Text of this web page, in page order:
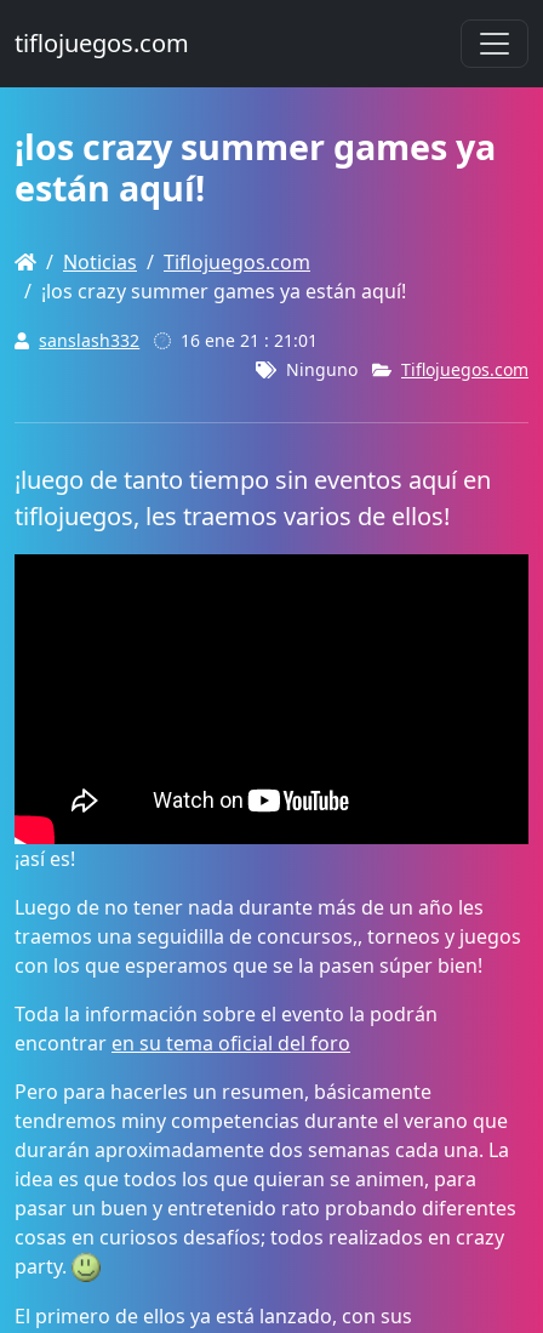
tiflojuegos.com
¡los crazy summer games ya
están aquí!
Noticias
Tiflojuegos.com
¡los crazy summer games ya están aquí!
sanslash332
16 ene 21 : 21:01
Ninguno
Tiflojuegos.com
¡luego de tanto tiempo sin eventos aquí en
tiflojuegos, les traemos varios de ellos!
¡así es!
Luego de no tener nada durante más de un año les
traemos una seguidilla de concursos,, torneos y juegos
con los que esperamos que se la pasen súper bien!
Toda la información sobre el evento la podrán
encontrar en su tema oficial del foro
Pero para hacerles un resumen, básicamente
tendremos miny competencias durante el verano que
durarán aproximadamente dos semanas cada una. La
idea es que todos los que quieran se animen, para
pasar un buen y entretenido rato probando diferentes
cosas en curiosos desafíos; todos realizados en crazy
party.
El primero de ellos ya está lanzado, con sus